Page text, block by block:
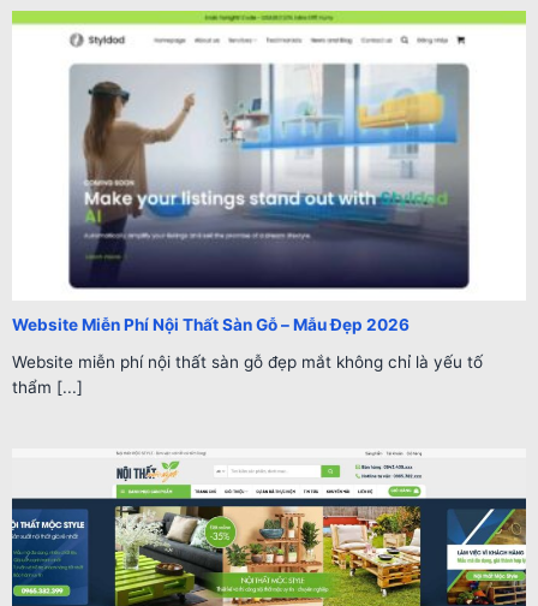
Website Miễn Phí Nội Thất Sàn Gỗ – Mẫu Đẹp 2026
Website miễn phí nội thất sàn gỗ đẹp mắt không chỉ là yếu tố
thẩm [...]